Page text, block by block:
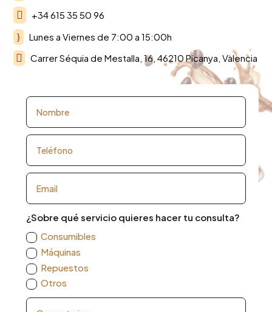
 +34 615 35 50 96
} Lunes a Viernes de 7:00 a 15:00h
 Carrer Séquia de Mestalla, 16, 46210 Picanya, Valencia
¿Sobre qué servicio quieres hacer tu consulta?
Consumibles
Máquinas
Repuestos
Otros